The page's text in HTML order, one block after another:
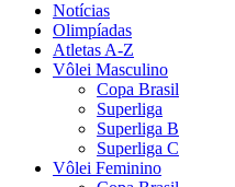
Notícias
Olimpíadas
Atletas A-Z
Vôlei Masculino
Copa Brasil
Superliga
Superliga B
Superliga C
Vôlei Feminino